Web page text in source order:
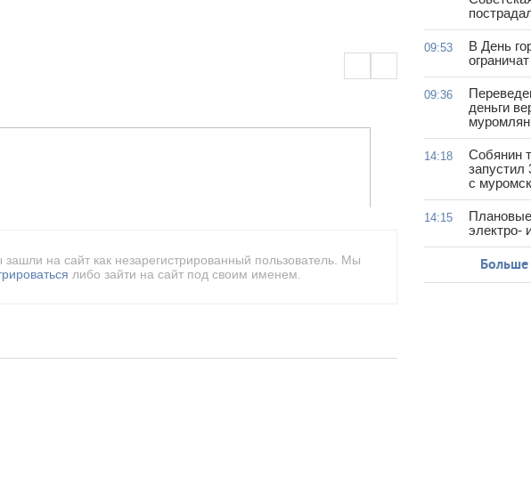
на сайт как незарегистрированный пользователь. Мы
либо зайти на сайт под своим именем.
09:53
В День
09:36
деньги
14:18
Собянин
запустил
с
14:15
электро-
Больше